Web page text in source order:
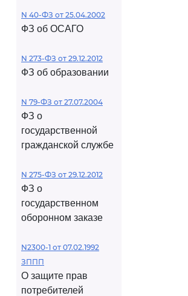
N 40-ФЗ от 25.04.2002
ФЗ об ОСАГО
N 273-ФЗ от 29.12.2012
ФЗ об образовании
N 79-ФЗ от 27.07.2004
ФЗ о
государственной
гражданской службе
N 275-ФЗ от 29.12.2012
ФЗ о
государственном
оборонном заказе
N2300-1 от 07.02.1992
ЗППП
О защите прав
потребителей